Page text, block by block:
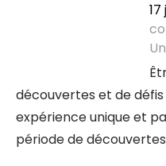
découvertes et de défis
expérience unique et
période de